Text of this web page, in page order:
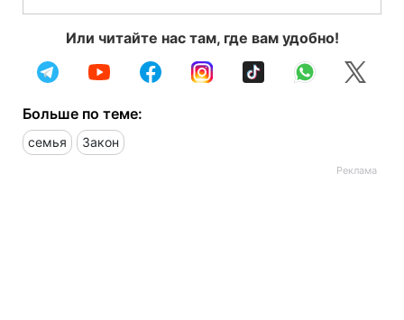
Или читайте нас там, где вам удобно!
Больше по теме:
семья Закон